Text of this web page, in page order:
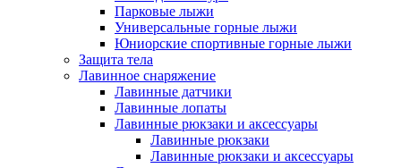
Парковые лыжи
Универсальные горные лыжи
Юниорские спортивные горные лыжи
Защита тела
Лавинное снаряжение
Лавинные датчики
Лавинные лопаты
Лавинные рюкзаки и аксессуары
Лавинные рюкзаки
Лавинные рюкзаки и аксессуары